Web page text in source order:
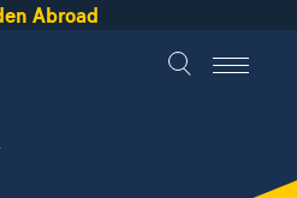
Abroad